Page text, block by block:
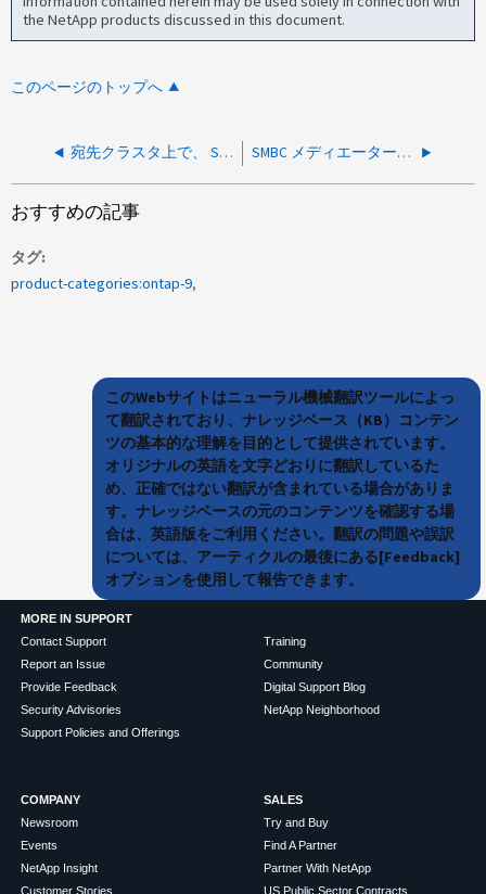
the NetApp products discussed in this document.
このページのトップへ
宛先クラスタ上で、 SMBC 自動計画外フェイルオーバーがトリガーされません SMBC メディエーター到達不能イベントが EMS ログに報告されます
おすすめの記事
タグ
product-categories:ontap-9
このWebサイトはニューラル機械翻訳ツールによっ
て翻訳されており、ナレッジベース（KB）コンテン
ツの基本的な理解を目的として提供されています。
オリジナルの英語を文字どおりに翻訳しているた
め、正確ではない翻訳が含まれている場合がありま
す。ナレッジベースの元のコンテンツを確認する場
合は、英語版をご利用ください。翻訳の問題や誤訳
については、アーティクルの最後にある[Feedback]
オプションを使用して報告できます。
MORE IN SUPPORT
Contact Support
Report an Issue
Provide Feedback
Security Advisories
Support Policies and Offerings
Training
Community
Digital Support Blog
NetApp Neighborhood
COMPANY
Newsroom
Events
NetApp Insight
Customer Stories
SALES
Try and Buy
Find A Partner
Partner With NetApp
US Public Sector Contracts